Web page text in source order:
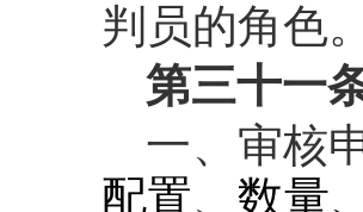
判员的角色。
第三十一
一、审核
配置、数量、